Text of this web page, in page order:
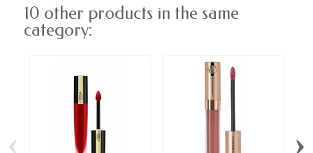
10 other products in the same
category:
‹ ›